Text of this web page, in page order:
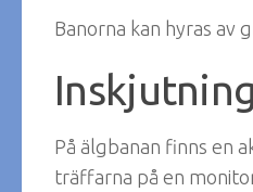
Banorna kan hyras av
Inskjutning
På älgbanan finns en
träffarna på en